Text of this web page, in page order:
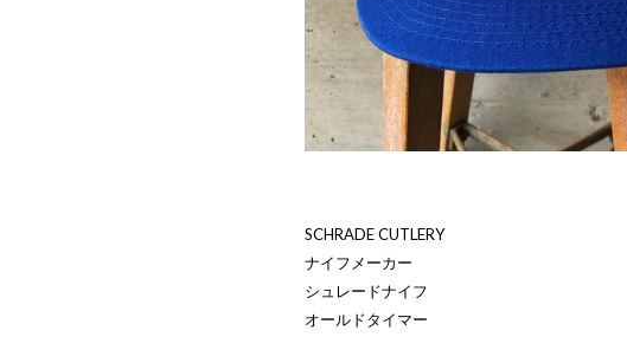
SCHRADE CUTLERY
ナイフメーカー
シュレードナイフ
オールドタイマー